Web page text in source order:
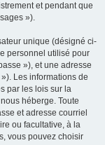
et pendant que
»).
unique (désigné ci-
personnel utilisé pour
»), et une adresse
Les informations de
par les lois sur la
héberge. Toute
et adresse courriel
ou facultative, à la
vous pouvez choisir